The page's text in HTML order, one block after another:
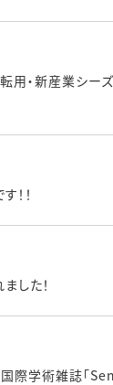
用・新産業シー
！！
した！
際学術雑誌「